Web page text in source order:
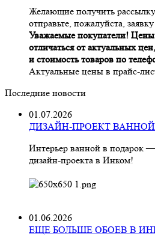
Желающие получить
отправьте, пожалуйста,
Уважаемые покупатели! Цены
отличаться от актуальных
и стоимость товаров по
Актуальные цены в прайс-
Последние новости
01.07.2026
ДИЗАЙН-ПРОЕКТ
Интерьер ванной в подарок —
дизайн‑проекта в Инком!
01.06.2026
ЕЩЕ БОЛЬШЕ ОБОЕВ В